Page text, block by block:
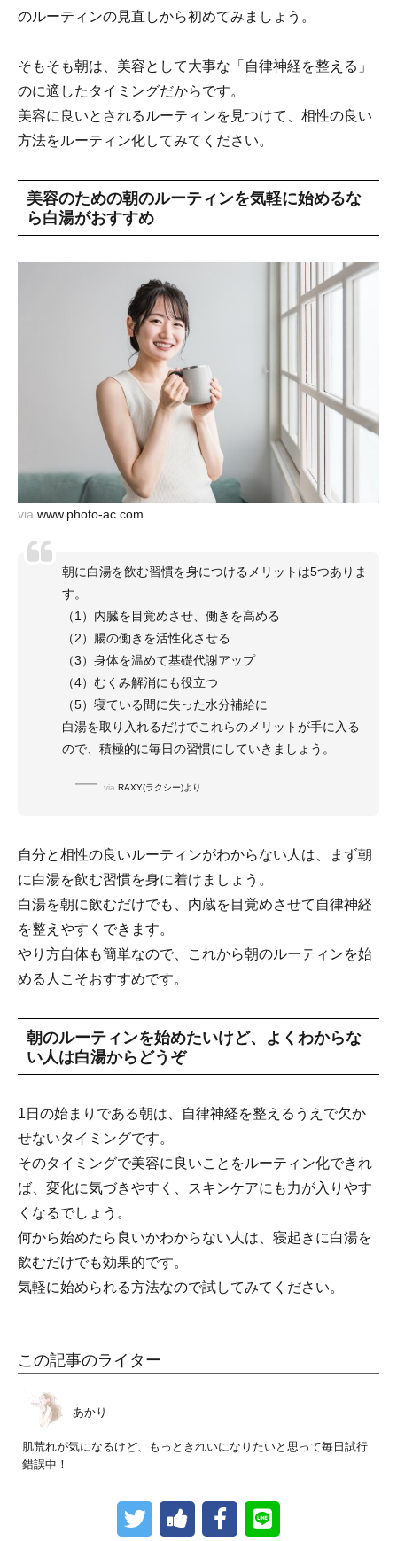
のルーティンの見直しから初めてみましょう。
そもそも朝は、美容として大事な「自律神経を整える」
のに適したタイミングだからです。
美容に良いとされるルーティンを見つけて、相性の良い
方法をルーティン化してみてください。
美容のための朝のルーティンを気軽に始めるな
ら白湯がおすすめ
via www.photo-ac.com
朝に白湯を飲む習慣を身につけるメリットは5つありま
す。
（1）内臓を目覚めさせ、働きを高める
（2）腸の働きを活性化させる
（3）身体を温めて基礎代謝アップ
（4）むくみ解消にも役立つ
（5）寝ている間に失った水分補給に
白湯を取り入れるだけでこれらのメリットが手に入る
ので、積極的に毎日の習慣にしていきましょう。
via RAXY(ラクシー)より
自分と相性の良いルーティンがわからない人は、まず朝
に白湯を飲む習慣を身に着けましょう。
白湯を朝に飲むだけでも、内蔵を目覚めさせて自律神経
を整えやすくできます。
やり方自体も簡単なので、これから朝のルーティンを始
める人こそおすすめです。
朝のルーティンを始めたいけど、よくわからな
い人は白湯からどうぞ
1日の始まりである朝は、自律神経を整えるうえで欠か
せないタイミングです。
そのタイミングで美容に良いことをルーティン化できれ
ば、変化に気づきやすく、スキンケアにも力が入りやす
くなるでしょう。
何から始めたら良いかわからない人は、寝起きに白湯を
飲むだけでも効果的です。
気軽に始められる方法なので試してみてください。
この記事のライター
あかり
肌荒れが気になるけど、もっときれいになりたいと思って毎日試行
錯誤中！